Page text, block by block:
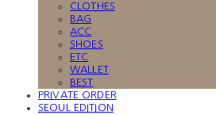
CLOTHES
BAG
ACC
SHOES
ETC
WALLET
BEST
PRIVATE ORDER
SEOUL EDITION